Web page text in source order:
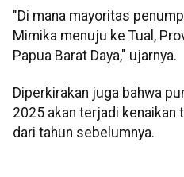
"Di mana mayoritas
Mimika menuju ke Tual,
Papua Barat Daya," ujarnya.
Diperkirakan juga bahwa
2025 akan terjadi kenaikan
dari tahun sebelumnya.